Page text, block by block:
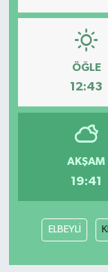
ÖĞLE
12:43
AKŞAM
19:41
ELBEYLİ